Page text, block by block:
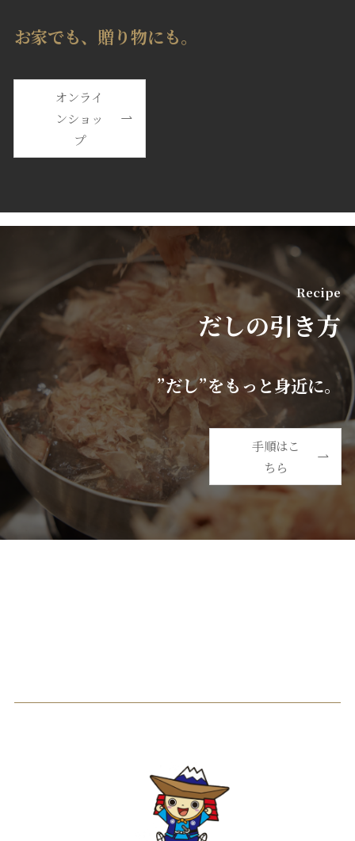
お家でも、贈り物にも。
オンライ
ンショッ
プ
Recipe
だしの引き方
”だし”をもっと身近に。
手順はこ
ちら